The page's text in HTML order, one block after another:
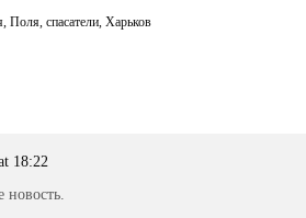
,Поля,спасатели,Харьков
18:22